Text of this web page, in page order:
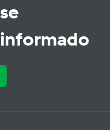
se
informado